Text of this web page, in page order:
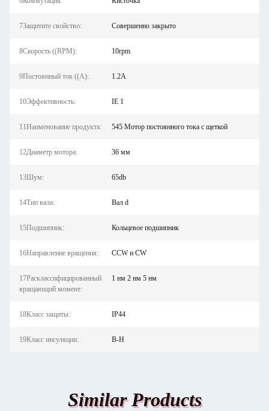
7Защитите свойство: Совершенно закрыто
8Скорость ((RPM): 10rpm
9Постоянный ток ((А): 1.2А
10Эффективность: IE 1
11Наименование продукта: 545 Мотор постоянного тока с щеткой
12Диаметр мотора: 36 мм
13Шум: 65db
14Тип вала: Вал d
15Подшипник: Кольцевое подшипник
16Направление вращения: CCW и CW
17Расклассифицированный
вращающий момент:
1 нм 2 нм 5 нм
18Класс защиты: IP44
19Класс инсуляции: B-H
Similar Products